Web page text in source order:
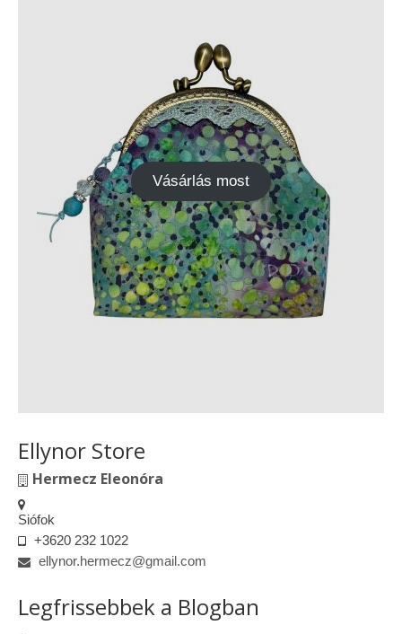
Vásárlás most
Ellynor Store
Hermecz Eleonóra
Siófok
+3620 232 1022
ellynor.hermecz@gmail.com
Legfrissebbek a Blogban